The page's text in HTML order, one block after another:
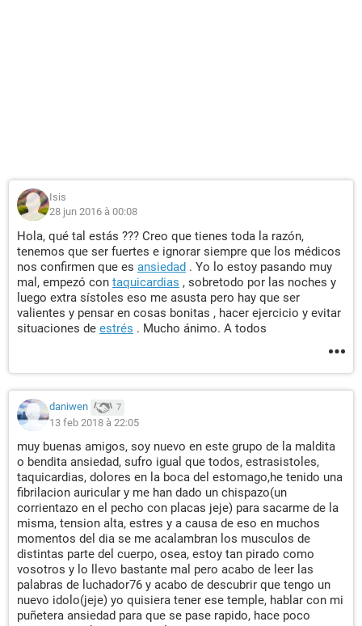
Isis
28 jun 2016 à 00:08
Hola, qué tal estás ??? Creo que tienes toda la razón,
tenemos que ser fuertes e ignorar siempre que los médicos
nos confirmen que es ansiedad . Yo lo estoy pasando muy
mal, empezó con taquicardias , sobretodo por las noches y
luego extra sístoles eso me asusta pero hay que ser
valientes y pensar en cosas bonitas , hacer ejercicio y evitar
situaciones de estrés . Mucho ánimo. A todos
daniwen 7
13 feb 2018 à 22:05
muy buenas amigos, soy nuevo en este grupo de la maldita
o bendita ansiedad, sufro igual que todos, estrasistoles,
taquicardias, dolores en la boca del estomago,he tenido una
fibrilacion auricular y me han dado un chispazo(un
corrientazo en el pecho con placas jeje) para sacarme de la
misma, tension alta, estres y a causa de eso en muchos
momentos del dia se me acalambran los musculos de
distintas parte del cuerpo, osea, estoy tan pirado como
vosotros y lo llevo bastante mal pero acabo de leer las
palabras de luchador76 y acabo de descubrir que tengo un
nuevo idolo(jeje) yo quisiera tener ese temple, hablar con mi
puñetera ansiedad para que se pase rapido, hace poco